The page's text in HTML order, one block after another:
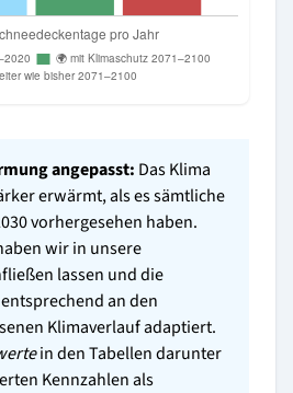
angepasst: Das Klima
erwärmt, als es sämtliche
vorhergesehen haben.
wir in unsere
lassen und die
an den
Klimaverlauf adaptiert.
in den Tabellen darunter
Kennzahlen als